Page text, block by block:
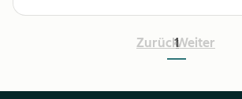
Zurück
1Weiter